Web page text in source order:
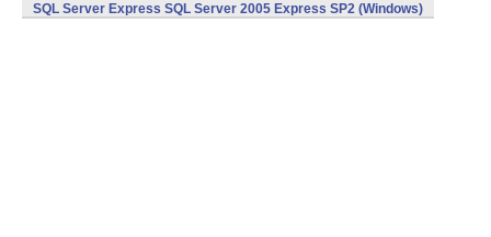
SQL Server Express SQL Server 2005 Express SP2 (Windows)